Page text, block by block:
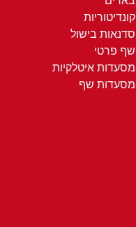
קונדיטוריות
סדנאות בישול
שף פרטי
מסעדות איטלקיות
מסעדות שף